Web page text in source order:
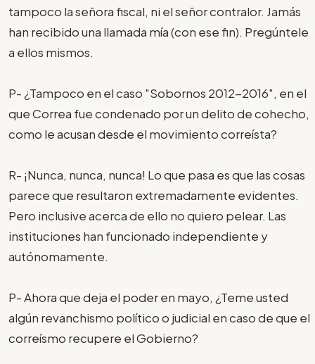
tampoco la señora fiscal, ni el señor contralor. Jamás
han recibido una llamada mía (con ese fin). Pregúntele
a ellos mismos.
P- ¿Tampoco en el caso "Sobornos 2012-2016", en el
que Correa fue condenado por un delito de cohecho,
como le acusan desde el movimiento correísta?
R- ¡Nunca, nunca, nunca! Lo que pasa es que las cosas
parece que resultaron extremadamente evidentes.
Pero inclusive acerca de ello no quiero pelear. Las
instituciones han funcionado independiente y
autónomamente.
P- Ahora que deja el poder en mayo, ¿Teme usted
algún revanchismo político o judicial en caso de que el
correísmo recupere el Gobierno?